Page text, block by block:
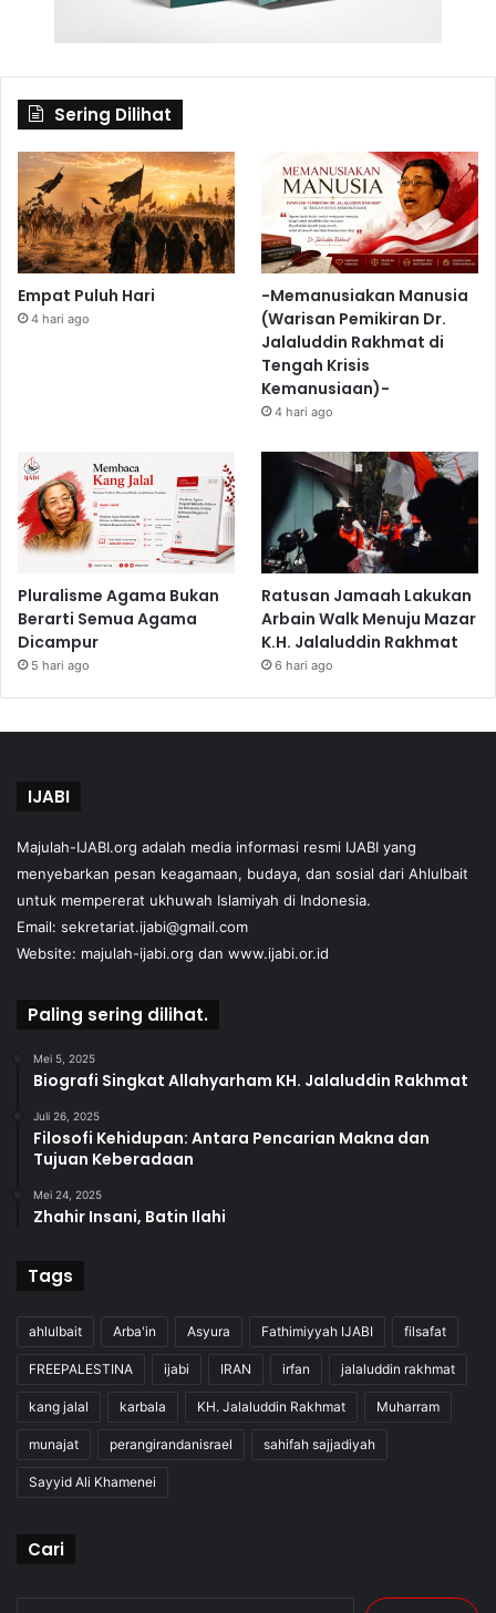
Sering Dilihat
Empat Puluh Hari
4 hari ago
-Memanusiakan Manusia
(Warisan Pemikiran Dr.
Jalaluddin Rakhmat di
Tengah Krisis
Kemanusiaan)-
4 hari ago
Pluralisme Agama Bukan
Berarti Semua Agama
Dicampur
5 hari ago
Ratusan Jamaah Lakukan
Arbain Walk Menuju Mazar
K.H. Jalaluddin Rakhmat
6 hari ago
IJABI
Majulah-IJABI.org adalah media informasi resmi IJABI yang
menyebarkan pesan keagamaan, budaya, dan sosial dari Ahlulbait
untuk mempererat ukhuwah Islamiyah di Indonesia.
Email: sekretariat.ijabi@gmail.com
Website: majulah-ijabi.org dan www.ijabi.or.id
Paling sering dilihat.
Mei 5, 2025
Biografi Singkat Allahyarham KH. Jalaluddin Rakhmat
Juli 26, 2025
Filosofi Kehidupan: Antara Pencarian Makna dan
Tujuan Keberadaan
Mei 24, 2025
Zhahir Insani, Batin Ilahi
Tags
ahlulbait Arba'in Asyura Fathimiyyah IJABI filsafat
FREEPALESTINA ijabi IRAN irfan jalaluddin rakhmat
kang jalal karbala KH. Jalaluddin Rakhmat Muharram
munajat perangirandanisrael sahifah sajjadiyah
Sayyid Ali Khamenei
Cari
Cari